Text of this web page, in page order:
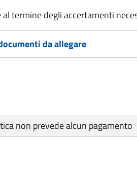
termine degli accertamenti
da allegare
non prevede alcun pagamento